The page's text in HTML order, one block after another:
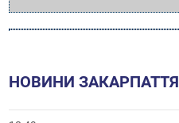
НОВИНИ ЗАКАРПАТТЯ